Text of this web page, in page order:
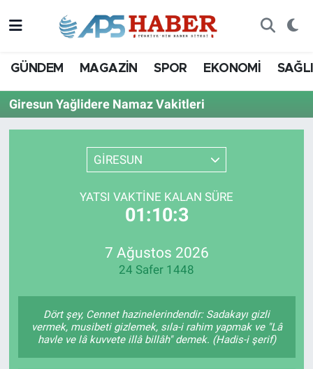
GÜNDEM MAGAZİN SPOR EKONOMİ
Giresun Yağlidere Namaz Vakitleri
GİRESUN
YATSI VAKTINE KALAN SÜRE
01:10:3
7 Ağustos 2026
24 Safer 1448
Dört şey, Cennet hazinelerindendir: Sadakayı gizli
vermek, musibeti gizlemek, sıla-i rahim yapmak ve "Lâ
havle ve lâ kuvvete illâ billâh" demek. (Hadis-i şerif)